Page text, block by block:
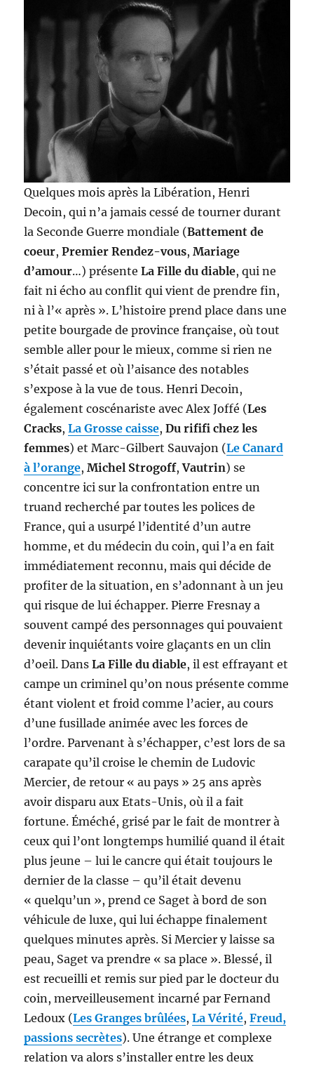
Quelques mois après la Libération, Henri
Decoin, qui n’a jamais cessé de tourner durant
la Seconde Guerre mondiale (Battement de
coeur, Premier Rendez-vous,Mariage
d’amour…) présenteLa Fille du diable, qui ne
fait ni écho au conflit qui vient de prendre fin,
ni à l’« après ». L’histoire prend place dans une
petite bourgade de province française, où tout
semble aller pour le mieux, comme si rien ne
s’était passé et où l’aisance des notables
s’expose à la vue de tous. Henri Decoin,
également coscénariste avec Alex Joffé (Les
Cracks,La Grosse caisse,Du rififi chez les
femmes) et Marc-Gilbert Sauvajon (Le Canard
à l’orange,Michel Strogoff,Vautrin) se
concentre ici sur la confrontation entre un
truand recherché par toutes les polices de
France, qui a usurpé l’identité d’un autre
homme, et du médecin du coin, qui l’a en fait
immédiatement reconnu, mais qui décide de
profiter de la situation, en s’adonnant à un jeu
qui risque de lui échapper. Pierre Fresnay a
souvent campé des personnages qui pouvaient
devenir inquiétants voire glaçants en un clin
d’oeil. DansLa Fille du diable, il est effrayant et
campe un criminel qu’on nous présente comme
étant violent et froid comme l’acier, au cours
d’une fusillade animée avec les forces de
l’ordre. Parvenant à s’échapper, c’est lors de sa
carapate qu’il croise le chemin de Ludovic
Mercier, de retour « au pays » 25 ans après
avoir disparu aux Etats-Unis, où il a fait
fortune. Éméché, grisé par le fait de montrer à
ceux qui l’ont longtemps humilié quand il était
plus jeune – lui le cancre qui était toujours le
dernier de la classe – qu’il était devenu
« quelqu’un », prend ce Saget à bord de son
véhicule de luxe, qui lui échappe finalement
quelques minutes après. Si Mercier y laisse sa
peau, Saget va prendre « sa place ». Blessé, il
est recueilli et remis sur pied par le docteur du
coin, merveilleusement incarné par Fernand
Ledoux (Les Granges brûlées,La Vérité,Freud,
passions secrètes). Une étrange et complexe
relation va alors s’installer entre les deux